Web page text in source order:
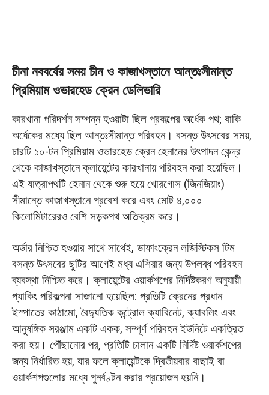
চীনা নববর্ষের সময় চীন ও কাজাখস্তানে আন্তঃসীমান্ত
প্রিমিয়াম ওভারহেড ক্রেন ডেলিভারি
কারখানা পরিদর্শন সম্পন্ন হওয়াটা ছিল প্রকল্পের অর্ধেক পথ; বাকি
অর্ধেকের মধ্যে ছিল আন্তঃসীমান্ত পরিবহন। বসন্ত উৎসবের সময়,
চারটি ১০-টন প্রিমিয়াম ওভারহেড ক্রেন হেনানের উৎপাদন কেন্দ্র
থেকে কাজাখস্তানে ক্লায়েন্টের কারখানায় পরিবহন করা হয়েছিল।
এই যাত্রাপথটি হেনান থেকে শুরু হয়ে খোরগোস (জিনজিয়াং)
সীমান্তে কাজাখস্তানে প্রবেশ করে এবং মোট ৪,০০০
কিলোমিটারেরও বেশি সড়কপথ অতিক্রম করে।
অর্ডার নিশ্চিত হওয়ার সাথে সাথেই, ডাফাংক্রেন লজিস্টিকস টিম
বসন্ত উৎসবের ছুটির আগেই মধ্য এশিয়ার জন্য উপলব্ধ পরিবহন
ব্যবস্থা নিশ্চিত করে। ক্লায়েন্টের ওয়ার্কশপের নির্দিষ্টকরণ অনুযায়ী
প্যাকিং পরিকল্পনা সাজানো হয়েছিল: প্রতিটি ক্রেনের প্রধান
ইস্পাতের কাঠামো, বৈদ্যুতিক কন্ট্রোল ক্যাবিনেট, ক্যাবলিং এবং
আনুষঙ্গিক সরঞ্জাম একটি একক, সম্পূর্ণ পরিবহন ইউনিটে একত্রিত
করা হয়। পৌঁছানোর পর, প্রতিটি চালান একটি নির্দিষ্ট ওয়ার্কশপের
জন্য নির্ধারিত হয়, যার ফলে ক্লায়েন্টকে দ্বিতীয়বার বাছাই বা
ওয়ার্কশপগুলোর মধ্যে পুনর্বণ্টন করার প্রয়োজন হয়নি।